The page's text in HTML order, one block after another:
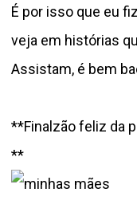
É por isso que eu
veja em histórias
Assistam, é bem
**Finalzão feliz da
**